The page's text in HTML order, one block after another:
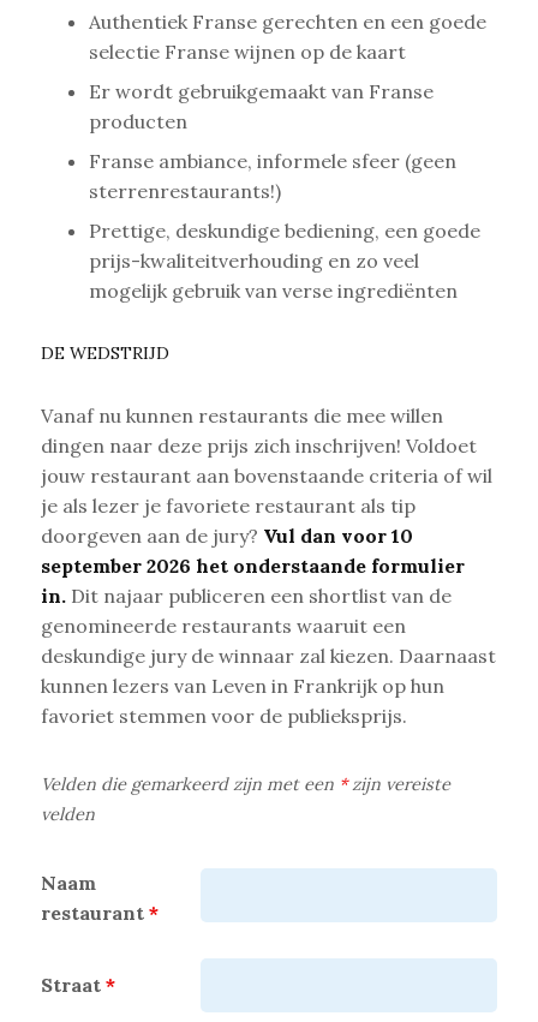
Authentiek Franse gerechten en een goede
selectie Franse wijnen op de kaart
Er wordt gebruikgemaakt van Franse
producten
Franse ambiance, informele sfeer (geen
sterrenrestaurants!)
Prettige, deskundige bediening, een goede
prijs-kwaliteitverhouding en zo veel
mogelijk gebruik van verse ingrediënten
DE WEDSTRIJD
Vanaf nu kunnen restaurants die mee willen
dingen naar deze prijs zich inschrijven! Voldoet
jouw restaurant aan bovenstaande criteria of wil
je als lezer je favoriete restaurant als tip
doorgeven aan de jury? Vul dan voor 10
september 2026 het onderstaande formulier
in. Dit najaar publiceren een shortlist van de
genomineerde restaurants waaruit een
deskundige jury de winnaar zal kiezen. Daarnaast
kunnen lezers van Leven in Frankrijk op hun
favoriet stemmen voor de publieksprijs.
Velden die gemarkeerd zijn met een *zijn vereiste
velden
Naam
restaurant *
Straat *